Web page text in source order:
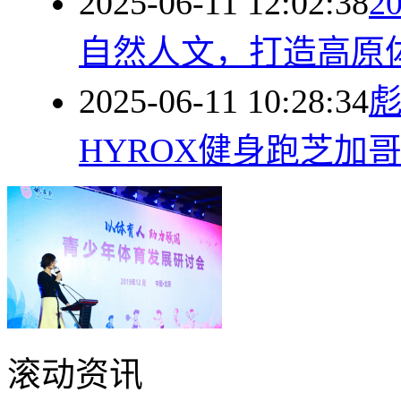
自然人文，打造高原
2025-06-11 10:28:34
HYROX健身跑芝加
滚动资讯